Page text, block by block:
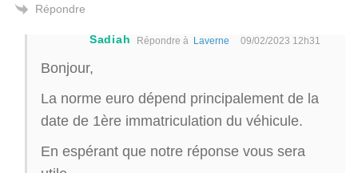
Répondre
Sadiah Répondre à Laverne 09/02/2023 12h31
Bonjour,
La norme euro dépend principalement de la
date de 1ère immatriculation du véhicule.
En espérant que notre réponse vous sera